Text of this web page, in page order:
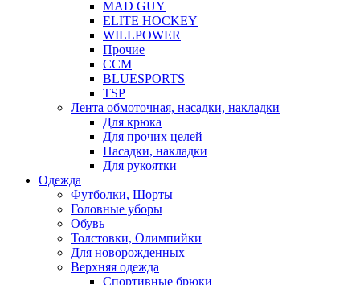
MAD GUY
ELITE HOCKEY
WILLPOWER
Прочие
CCM
BLUESPORTS
TSP
Лента обмоточная, насадки, накладки
Для крюка
Для прочих целей
Насадки, накладки
Для рукоятки
Одежда
Футболки, Шорты
Головные уборы
Обувь
Толстовки, Олимпийки
Для новорожденных
Верхняя одежда
Спортивные брюки